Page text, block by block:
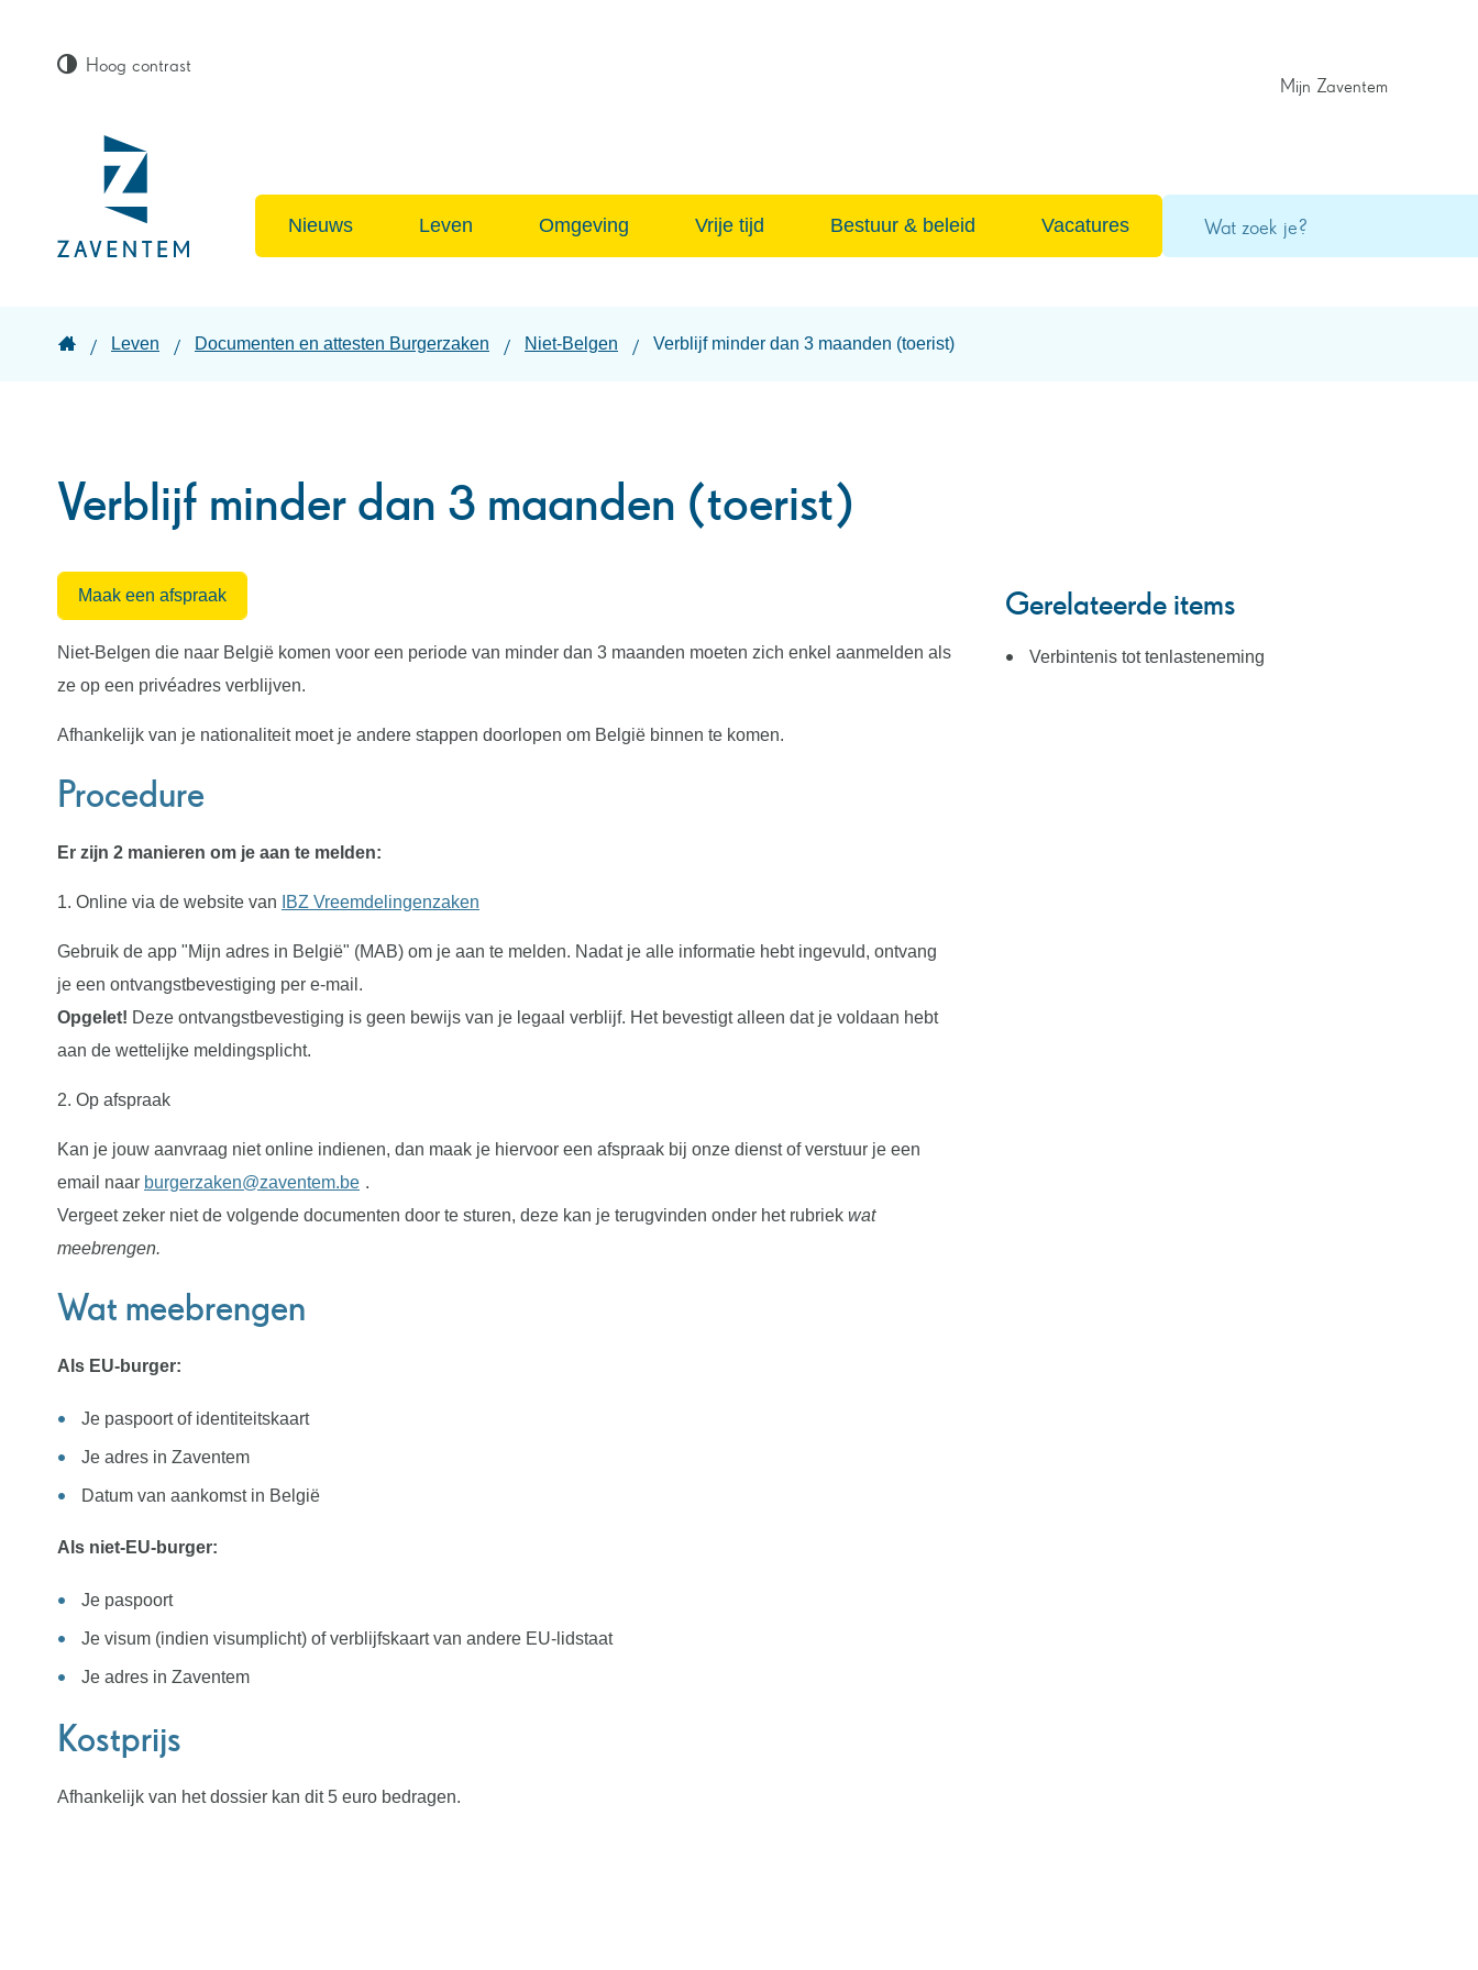
Lokaal
bestuur
Zaventem
Hoog contrast
Mijn Zaventem
Nieuws Leven Omgeving Vrije tijd Bestuur & beleid Vacatures
Startpagina
Leven Documenten en attesten Burgerzaken Niet-Belgen Verblijf minder dan 3 maanden (toerist)
Verblijf minder dan 3 maanden (toerist)
Maak een afspraak
Niet-Belgen die naar België komen voor een periode van minder dan 3 maanden moeten zich enkel aanmelden als
ze op een privéadres verblijven.
Afhankelijk van je nationaliteit moet je andere stappen doorlopen om België binnen te komen.
Procedure
Er zijn 2 manieren om je aan te melden:
1. Online via de website van IBZ Vreemdelingenzaken
Gebruik de app "Mijn adres in België" (MAB) om je aan te melden. Nadat je alle informatie hebt ingevuld, ontvang
je een ontvangstbevestiging per e-mail.
Opgelet! Deze ontvangstbevestiging is geen bewijs van je legaal verblijf. Het bevestigt alleen dat je voldaan hebt
aan de wettelijke meldingsplicht.
2. Op afspraak
Kan je jouw aanvraag niet online indienen, dan maak je hiervoor een afspraak bij onze dienst of verstuur je een
email naar burgerzaken@zaventem.be .
Vergeet zeker niet de volgende documenten door te sturen, deze kan je terugvinden onder het rubriek wat
meebrengen.
Wat meebrengen
Als EU-burger:
Je paspoort of identiteitskaart
Je adres in Zaventem
Datum van aankomst in België
Als niet-EU-burger:
Je paspoort
Je visum (indien visumplicht) of verblijfskaart van andere EU-lidstaat
Je adres in Zaventem
Kostprijs
Afhankelijk van het dossier kan dit 5 euro bedragen.
Gerelateerde items
Verbintenis tot tenlasteneming